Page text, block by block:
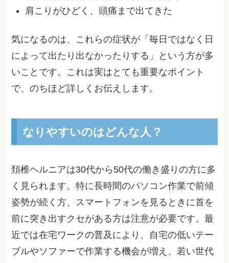
肩こりがひどく、頭痛まで出てきた
気になるのは、これらの症状が「毎日ではなく日
によって出たり出なかったりする」という方が多
いことです。これは実はとても重要なポイント
で、のちほど詳しくお伝えします。
なりやすいのはどんな人？
頚椎ヘルニアは30代から50代の働き盛りの方に多
く見られます。特に長時間のパソコン作業で前傾
姿勢が続く方、スマートフォンを見るときに首を
前に突き出すクセがある方は注意が必要です。最
近では在宅ワークの普及により、自宅の低いテー
ブルやソファーで作業する機会が増え、若い世代